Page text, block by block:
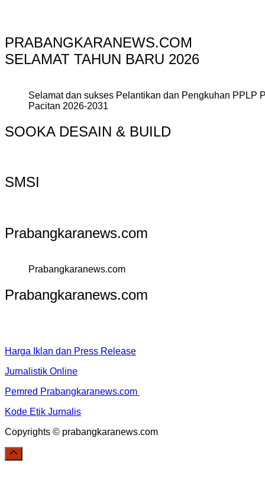
PRABANGKARANEWS.COM
SELAMAT TAHUN BARU 2026
Selamat dan sukses Pelantikan dan Pengkuhan PPLP
Pacitan 2026-2031
SOOKA DESAIN & BUILD
SMSI
Prabangkaranews.com
Prabangkaranews.com
Prabangkaranews.com
Harga Iklan dan Press Release
Jurnalistik Online
Pemred Prabangkaranews.com
Kode Etik Jurnalis
Copyrights © prabangkaranews.com